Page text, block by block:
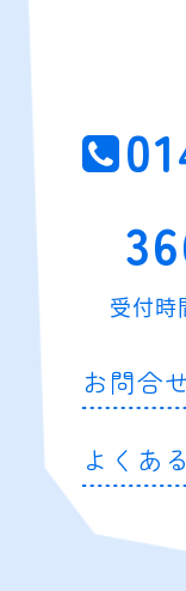
受付時
お問合
よくあ